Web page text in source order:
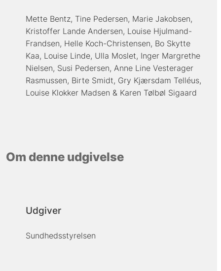
Mette Bentz Tine Pedersen Marie Jakobsen
Kristoffer Lande Andersen Louise Hjulmand-
Frandsen Helle Koch-Christensen Bo Skytte
Kaa Louise Linde Ulla Moslet Inger Margrethe
Nielsen Susi Pedersen Anne Line Vesterager
Rasmussen Birte Smidt Gry Kjærsdam Telléus
Louise Klokker Madsen
Karen Tølbøl Sigaard
Om denne udgivelse
Udgiver
Sundhedsstyrelsen